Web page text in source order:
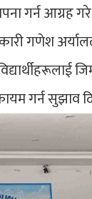
गर्न आग्रह
गणेश
गर्न सुझाव